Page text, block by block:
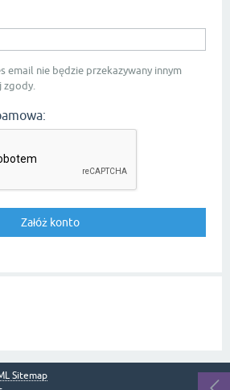
email nie będzie przekazywany innym
zgody.
Sitemap